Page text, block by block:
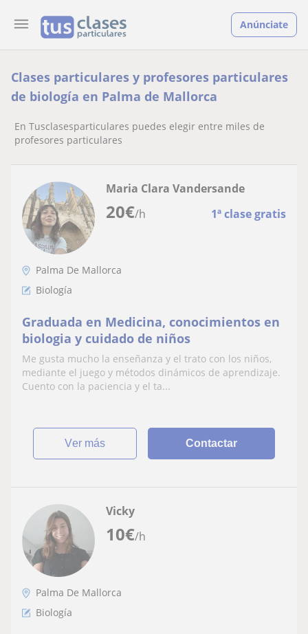
Anúnciate
Clases particulares y profesores particulares
de biología en Palma de Mallorca
En Tusclasesparticulares puedes elegir entre miles de
profesores particulares
20€/h 1ª clase gratis
Maria Clara Vandersande
Palma De Mallorca
Biología
Graduada en Medicina, conocimientos en
biologia y cuidado de niños
Me gusta mucho la enseñanza y el trato con los niños,
mediante el juego y métodos dinámicos de aprendizaje.
Cuento con la paciencia y el ta...
ver más Contactar
10€/h
Vicky
Palma De Mallorca
Biología